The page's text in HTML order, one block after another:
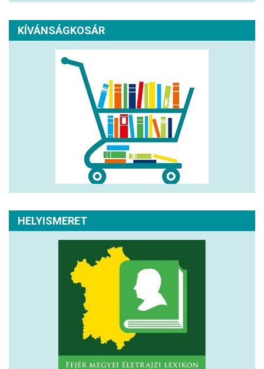
KÍVÁNSÁGKOSÁR
HELYISMERET